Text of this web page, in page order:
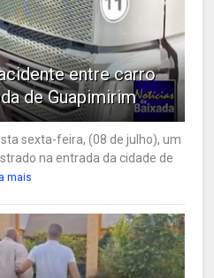
entre carro
de Guapimirim
sexta-feira, (08 de julho), um
na entrada da cidade de
mais